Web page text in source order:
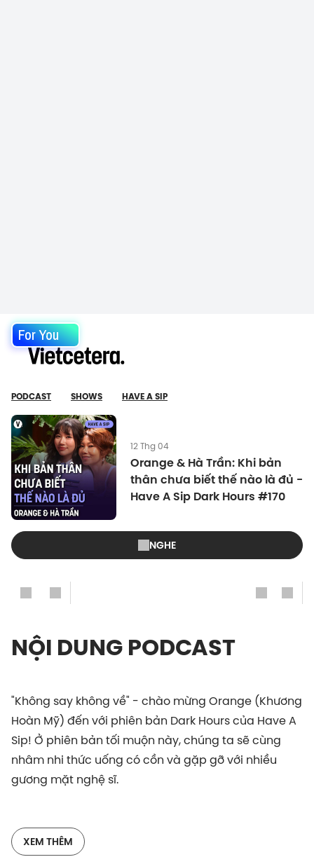
For You
PODCAST SHOWS HAVE A SIP
12 Thg 04
Orange & Hà Trần: Khi bản
thân chưa biết thế nào là đủ -
Have A Sip Dark Hours #170
NGHE
NỘI DUNG PODCAST
"Không say không về" - chào mừng Orange (Khương
Hoàn Mỹ) đến với phiên bản Dark Hours của Have A
Sip! Ở phiên bản tối muộn này, chúng ta sẽ cùng
nhâm nhi thức uống có cồn và gặp gỡ với nhiều
gương mặt nghệ sĩ.
sáng tác và sở hữu giọng hát được đánh giá cao.
XEM THÊM